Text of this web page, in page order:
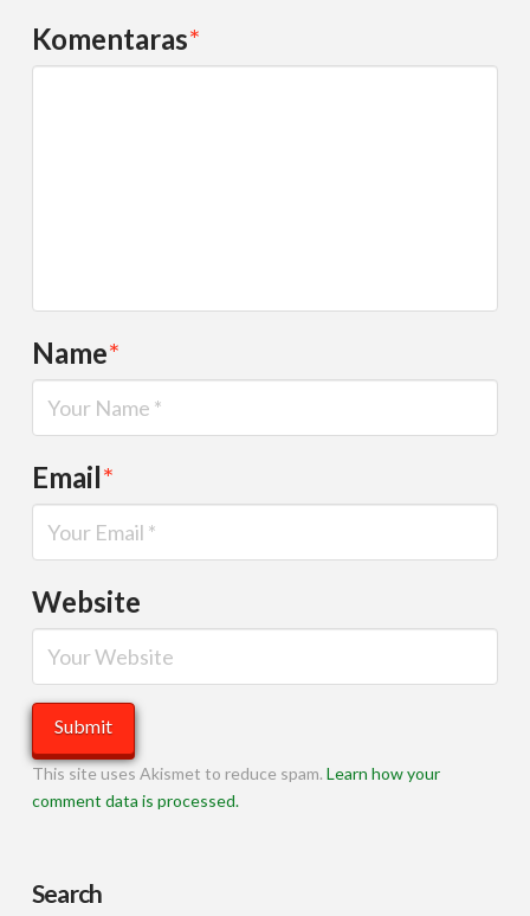
Komentaras*
Name*
Email*
Website
This site uses Akismet to reduce spam. Learn how your
comment data is processed.
Search